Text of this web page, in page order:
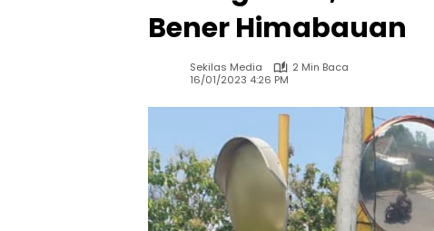
Bener Himabauan
Sekilas Media
2 Min Baca
16/01/2023 4:26 PM